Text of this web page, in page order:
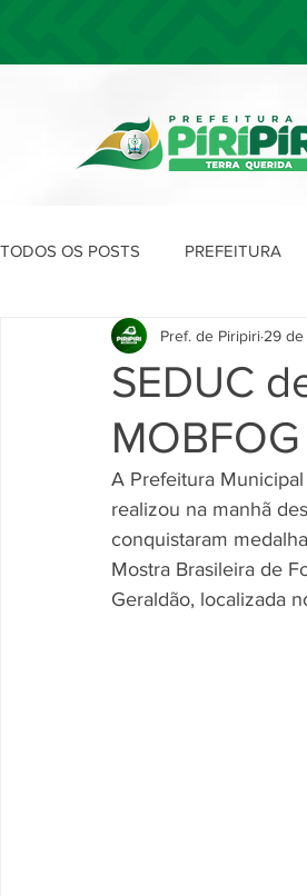
TODOS OS POSTS PREFEITURA
SEAD SEGOV
SEDUC
Pref. de Piripiri 29
A Prefeitura
realizou na manhã
conquistaram
Mostra Brasileira de
Geraldão, localizada